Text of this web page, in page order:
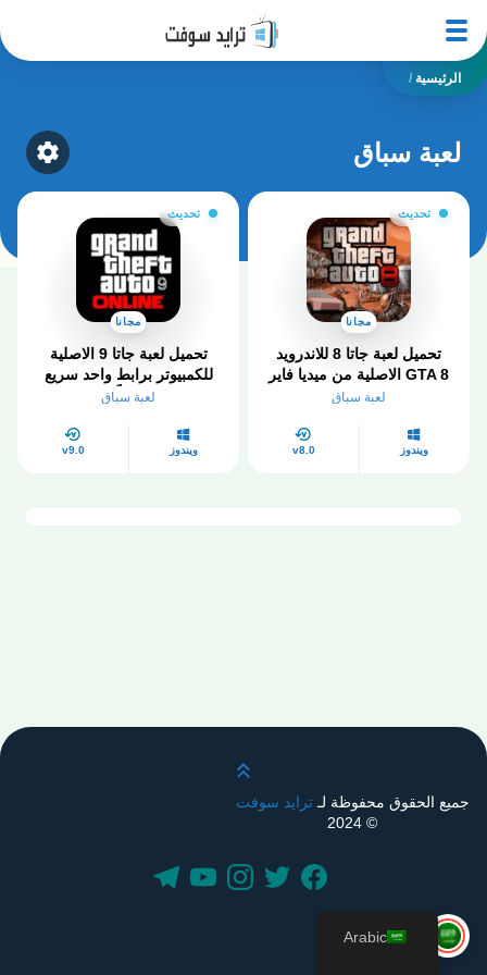
الرئيسية /
لعبة سباق
تحديث
مجانا
تحميل لعبة جاتا 8 للاندرويد
GTA 8 الاصلية من ميديا فاير
مضغوطة
لعبة سباق
ويندوز v8.0
تحديث
مجانا
تحميل لعبة جاتا 9 الاصلية
للكمبيوتر برابط واحد سريع
جداً
لعبة سباق
ويندوز v9.0
قم بالتمرير لأعلى
جميع الحقوق محفوظة لـترايد سوفت
© 2024
Arabic